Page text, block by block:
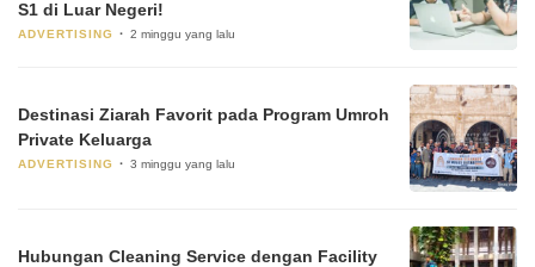
S1 di Luar Negeri!
ADVERTISING 2 minggu yang lalu
Destinasi Ziarah Favorit pada Program Umroh
Private Keluarga
ADVERTISING 3 minggu yang lalu
Hubungan Cleaning Service dengan Facility